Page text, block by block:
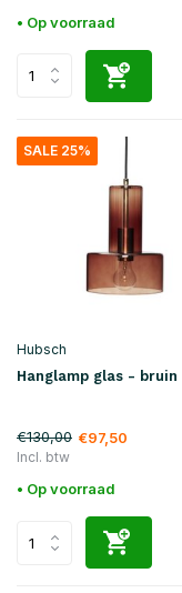
• Op voorraad
SALE 25%
Hubsch
Hanglamp glas - bruin
€130,00 €97,50
Incl. btw
• Op voorraad